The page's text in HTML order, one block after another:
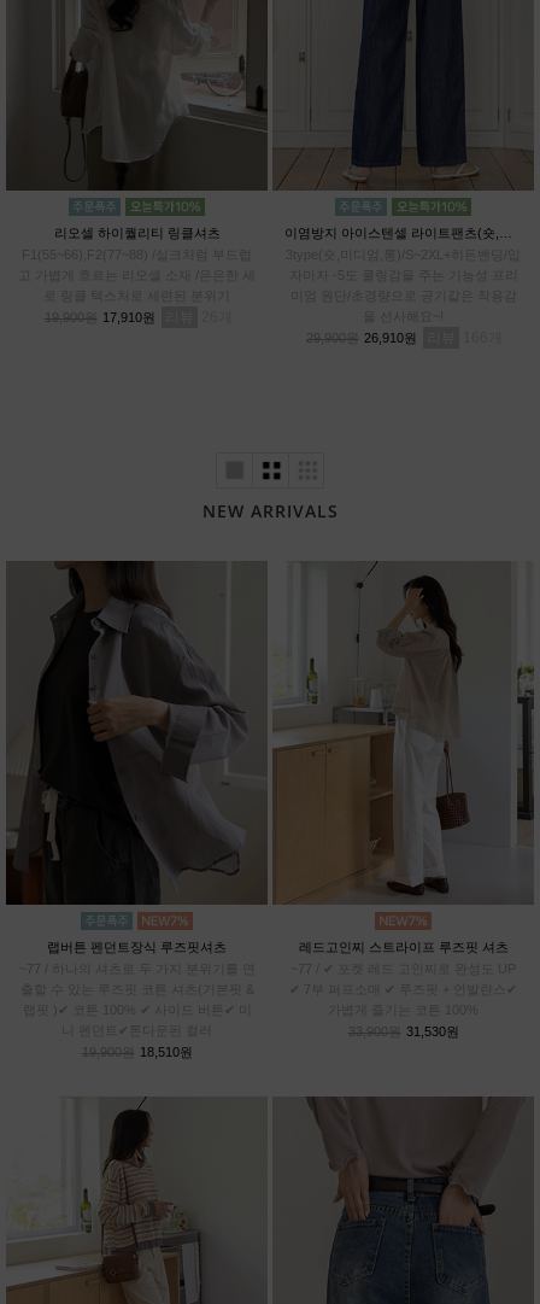
리오셀 하이퀄리티 링클셔츠
F1(55~66),F2(77~88) /실크처럼 부드럽
고 가볍게 흐르는 리오셀 소재 /은은한 세
로 링클 텍스처로 세련된 분위기
19,900원 17,910원
3type(숏,미디엄,롱)/S~2XL+히든밴딩/입
자마자 -5도 쿨링감을 주는 기능성 프리
을 선사해요~!
29,900원 26,910원
NEW ARRIVALS
랩버튼 펜던트장식 루즈핏셔츠
~77 / 하나의 셔츠로 두 가지 분위기를 연
출할 수 있는 루즈핏 코튼 셔츠(기본핏 &
랩핏 )✔ 코튼 100% ✔ 사이드 버튼✔ 미
니 펜던트✔톤다운된 컬러
19,900원 18,510원
레드고인찌 스트라이프 루즈핏 셔츠
~77 / ✔ 포켓 레드 고인찌로 완성도 UP
✔ 7부 퍼프소매 ✔ 루즈핏 + 언발란스✔
33,900원 31,530원